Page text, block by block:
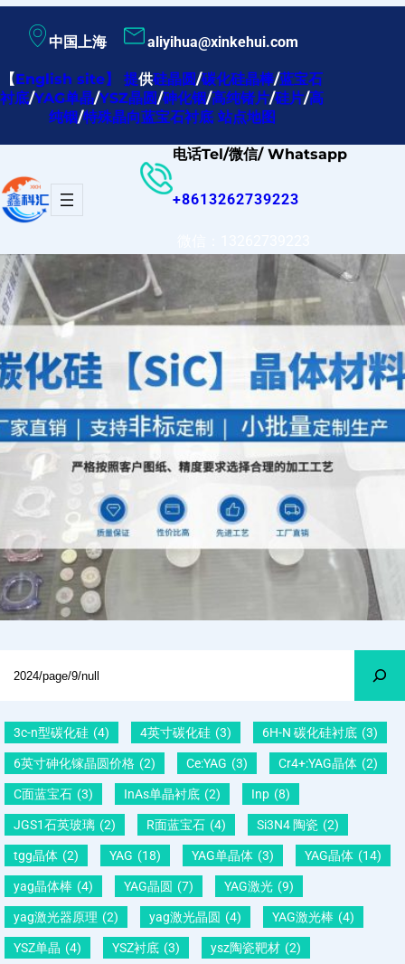
内
容
中国上海 aliyihua@xinkehui.com
【English site】提供硅晶圆/碳化硅晶棒/蓝宝石
衬底/YAG单晶/YSZ晶圆/砷化铟/高纯锗片/硅片/高
纯铟/特殊晶向蓝宝石衬底 站点地图
电话Tel/微信/ Whatsapp
+8613262739223
3c-n型碳化硅 (4) 4英寸碳化硅 (3) 6H-N 碳化硅衬底 (3)
6英寸砷化镓晶圆价格 (2) Ce:YAG (3) Cr4+:YAG晶体 (2)
C面蓝宝石 (3) InAs单晶衬底 (2) Inp (8)
JGS1石英玻璃 (2) R面蓝宝石 (4) Si3N4 陶瓷 (2)
tgg晶体 (2) YAG (18) YAG单晶体 (3) YAG晶体 (14)
yag晶体棒 (4) YAG晶圆 (7) YAG激光 (9)
yag激光器原理 (2) yag激光晶圆 (4) YAG激光棒 (4)
YSZ单晶 (4) YSZ衬底 (3) ysz陶瓷靶材 (2)